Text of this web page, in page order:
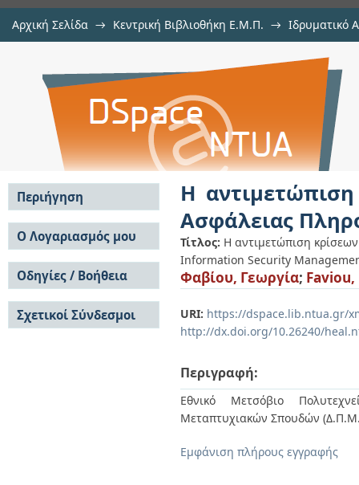
Αρχική Σελίδα → Κεντρική Βιβλιοθήκη Ε.Μ.Π. → Ιδρυματικό
Η αντιμετώπιση κρίσεων σε
Πληροφοριών
Η
Ασφάλειας
Τίτλος: Η αντιμετώπιση
Information Security
Φαβίου, Γεωργία;
URI: https://dspace.lib.ntua.gr/
http://dx.doi.org/10.26240/
Περιγραφή:
Εθνικό Μετσόβιο
Μεταπτυχιακών Σπουδών
Εμφάνιση πλήρους εγγραφής
Περιήγηση
Σε όλο το DSpace
Κοινότητες & Συλλογές
Ανά Ημερομηνία
Έκδοσης
Συγγραφείς
Τίτλοι
Θέματα
Ο Λογαριασμός μου
Σύνδεση
Εγγραφή
Οδηγίες / Βοήθεια
Οδηγίες Υποβολής
Οδηγίες Χρήσης ΙΑ
Συχνές Ερωτήσεις
Σχετικοί Σύνδεσμοι